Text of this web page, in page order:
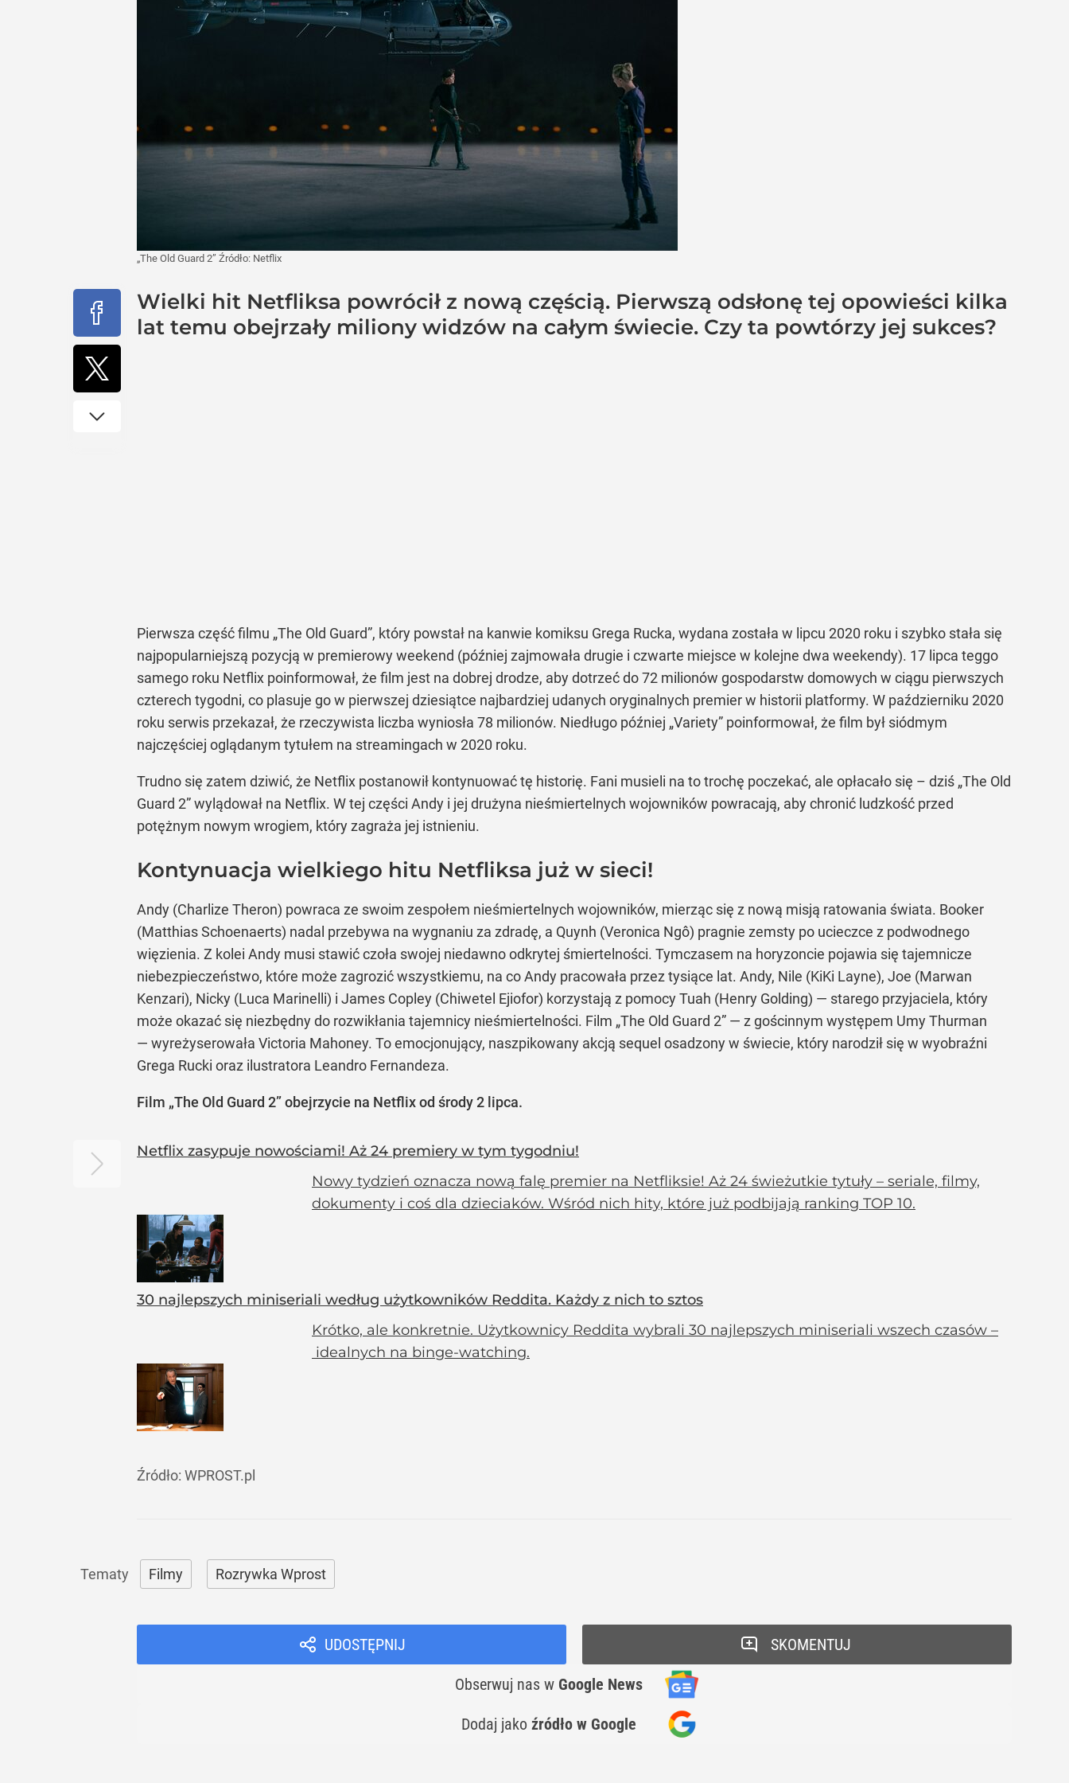
„The Old Guard 2” Źródło: Netflix
Wielki hit Netfliksa powrócił z nową częścią. Pierwszą odsłonę tej opowieści kilka
lat temu obejrzały miliony widzów na całym świecie. Czy ta powtórzy jej sukces?
Pierwsza część filmu „The Old Guard”, który powstał na kanwie komiksu Grega Rucka, wydana została w lipcu 2020 roku i szybko stała się
najpopularniejszą pozycją w premierowy weekend (później zajmowała drugie i czwarte miejsce w kolejne dwa weekendy). 17 lipca teggo
samego roku Netflix poinformował, że film jest na dobrej drodze, aby dotrzeć do 72 milionów gospodarstw domowych w ciągu pierwszych
czterech tygodni, co plasuje go w pierwszej dziesiątce najbardziej udanych oryginalnych premier w historii platformy. W październiku 2020
roku serwis przekazał, że rzeczywista liczba wyniosła 78 milionów. Niedługo później „Variety” poinformował, że film był siódmym
najczęściej oglądanym tytułem na streamingach w 2020 roku.
Trudno się zatem dziwić, że Netflix postanowił kontynuować tę historię. Fani musieli na to trochę poczekać, ale opłacało się – dziś „The Old
Guard 2” wylądował na Netflix. W tej części Andy i jej drużyna nieśmiertelnych wojowników powracają, aby chronić ludzkość przed
potężnym nowym wrogiem, który zagraża jej istnieniu.
Kontynuacja wielkiego hitu Netfliksa już w sieci!
Andy (Charlize Theron) powraca ze swoim zespołem nieśmiertelnych wojowników, mierząc się z nową misją ratowania świata. Booker
(Matthias Schoenaerts) nadal przebywa na wygnaniu za zdradę, a Quynh (Veronica Ngô) pragnie zemsty po ucieczce z podwodnego
więzienia. Z kolei Andy musi stawić czoła swojej niedawno odkrytej śmiertelności. Tymczasem na horyzoncie pojawia się tajemnicze
niebezpieczeństwo, które może zagrozić wszystkiemu, na co Andy pracowała przez tysiące lat. Andy, Nile (KiKi Layne), Joe (Marwan
Kenzari), Nicky (Luca Marinelli) i James Copley (Chiwetel Ejiofor) korzystają z pomocy Tuah (Henry Golding) — starego przyjaciela, który
może okazać się niezbędny do rozwikłania tajemnicy nieśmiertelności. Film „The Old Guard 2” — z gościnnym występem Umy Thurman
— wyreżyserowała Victoria Mahoney. To emocjonujący, naszpikowany akcją sequel osadzony w świecie, który narodził się w wyobraźni
Grega Rucki oraz ilustratora Leandro Fernandeza.
Film „The Old Guard 2” obejrzycie na Netflix od środy 2 lipca.
Netflix zasypuje nowościami! Aż 24 premiery w tym tygodniu!
Nowy tydzień oznacza nową falę premier na Netfliksie! Aż 24 świeżutkie tytuły – seriale, filmy,
dokumenty i coś dla dzieciaków. Wśród nich hity, które już podbijają ranking TOP 10.
30 najlepszych miniseriali według użytkowników Reddita. Każdy z nich to sztos
Krótko, ale konkretnie. Użytkownicy Reddita wybrali 30 najlepszych miniseriali wszech czasów –
idealnych na binge-watching.
Źródło: WPROST.pl
Filmy Rozrywka Wprost
UDOSTĘPNIJ
Obserwuj nas w Google News
Dodaj jako źródło w Google
SKOMENTUJ